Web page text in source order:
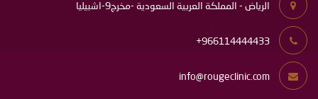
الرياض - المملكة العربية السعودية -مخرج9-اشبيليا
966114444433+
info@rougeclinic.com